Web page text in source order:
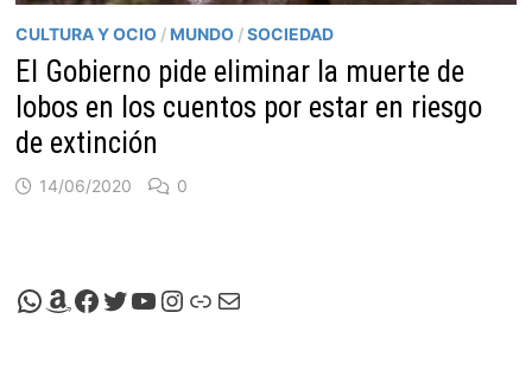
CULTURA Y OCIO / MUNDO /SOCIEDAD
El Gobierno pide eliminar la muerte de
lobos en los cuentos por estar en riesgo
de extinción
14/06/2020 0
Canal de Whatsapp de Viscalacant
Comprar en Amazon
Facebook de Viscalacant
Twitter de Viscalacant
Canal de Youtube de Viscalacant
Instagram de Viscalacant
Viscalacant en Polkaverse
Correo electrónico